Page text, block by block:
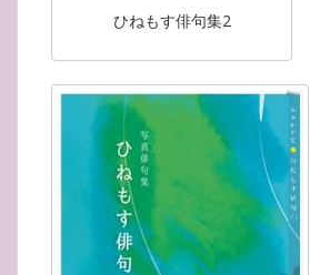
ひねもす俳句集2